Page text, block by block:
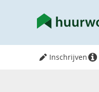
Inschrijven